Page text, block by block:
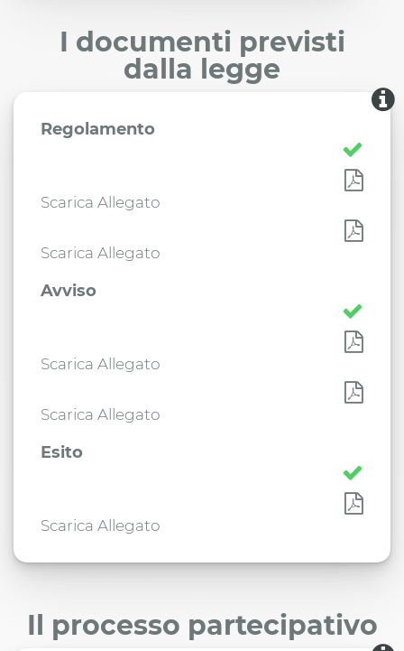
I documenti previsti
dalla legge
Regolamento
Scarica Allegato
Scarica Allegato
Avviso
Scarica Allegato
Scarica Allegato
Esito
Scarica Allegato
Il processo partecipativo